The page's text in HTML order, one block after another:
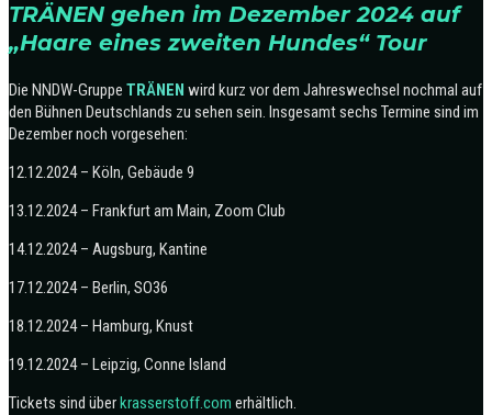
TRÄNEN gehen im Dezember 2024 auf
„Haare eines zweiten Hundes“ Tour
Die NNDW-Gruppe TRÄNEN wird kurz vor dem Jahreswechsel nochmal auf
den Bühnen Deutschlands zu sehen sein. Insgesamt sechs Termine sind im
Dezember noch vorgesehen:
12.12.2024 – Köln, Gebäude 9
13.12.2024 – Frankfurt am Main, Zoom Club
14.12.2024 – Augsburg, Kantine
17.12.2024 – Berlin, SO36
18.12.2024 – Hamburg, Knust
19.12.2024 – Leipzig, Conne Island
Tickets sind über krasserstoff.com erhältlich.